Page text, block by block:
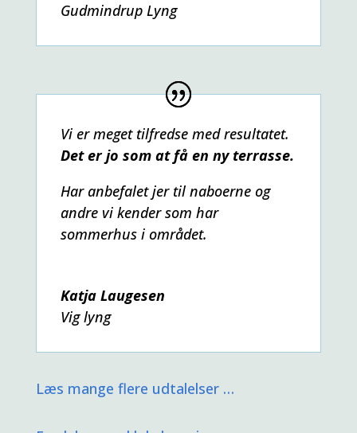
Gudmindrup Lyng
Vi er meget tilfredse med resultatet.
Det er jo som at få en ny terrasse.
Har anbefalet jer til naboerne og
andre vi kender som har
sommerhus i området.
Katja Laugesen
Vig lyng
Læs mange flere udtalelser …